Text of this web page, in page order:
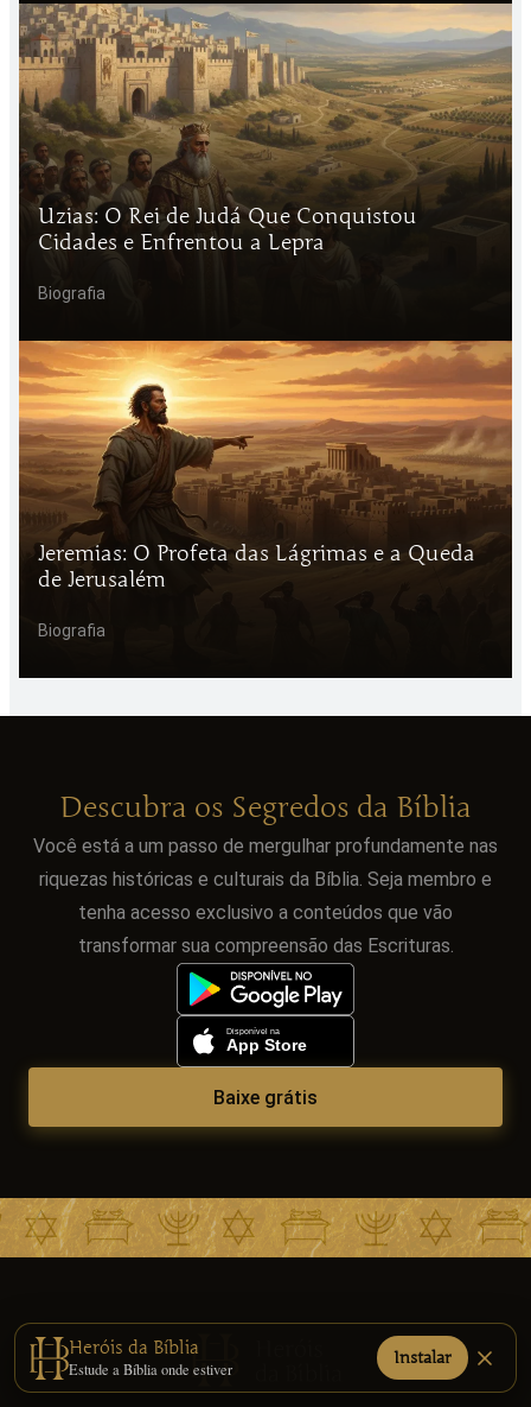
Uzias: O Rei de Judá Que Conquistou
Cidades e Enfrentou a Lepra
Biografia
Jeremias: O Profeta das Lágrimas e a Queda
de Jerusalém
Biografia
Descubra os Segredos da Bíblia
Você está a um passo de mergulhar profundamente nas
riquezas históricas e culturais da Bíblia. Seja membro e
tenha acesso exclusivo a conteúdos que vão
transformar sua compreensão das Escrituras.
Baixe grátis
Heróis da Bíblia
Estude a Bíblia onde estiver
Instalar